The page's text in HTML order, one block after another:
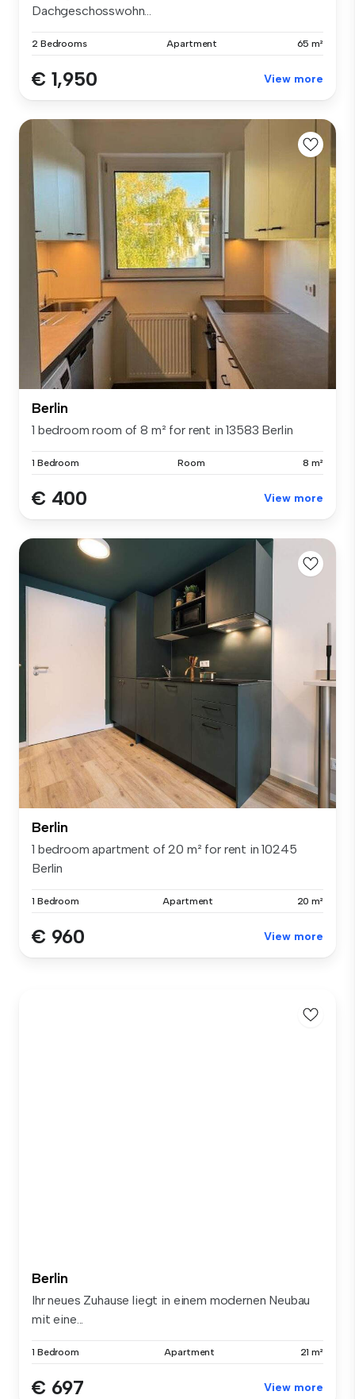
Dachgeschosswohn...
2 Bedrooms Apartment 65 m²
€ 1,950 View more
Berlin
1 bedroom room of 8 m² for rent in 13583 Berlin
1 Bedroom Room 8 m²
€ 400 View more
Berlin
1 bedroom apartment of 20 m² for rent in 10245
Berlin
1 Bedroom Apartment 20 m²
€ 960 View more
Berlin
Ihr neues Zuhause liegt in einem modernen Neubau
mit eine...
1 Bedroom Apartment 21 m²
€ 697 View more